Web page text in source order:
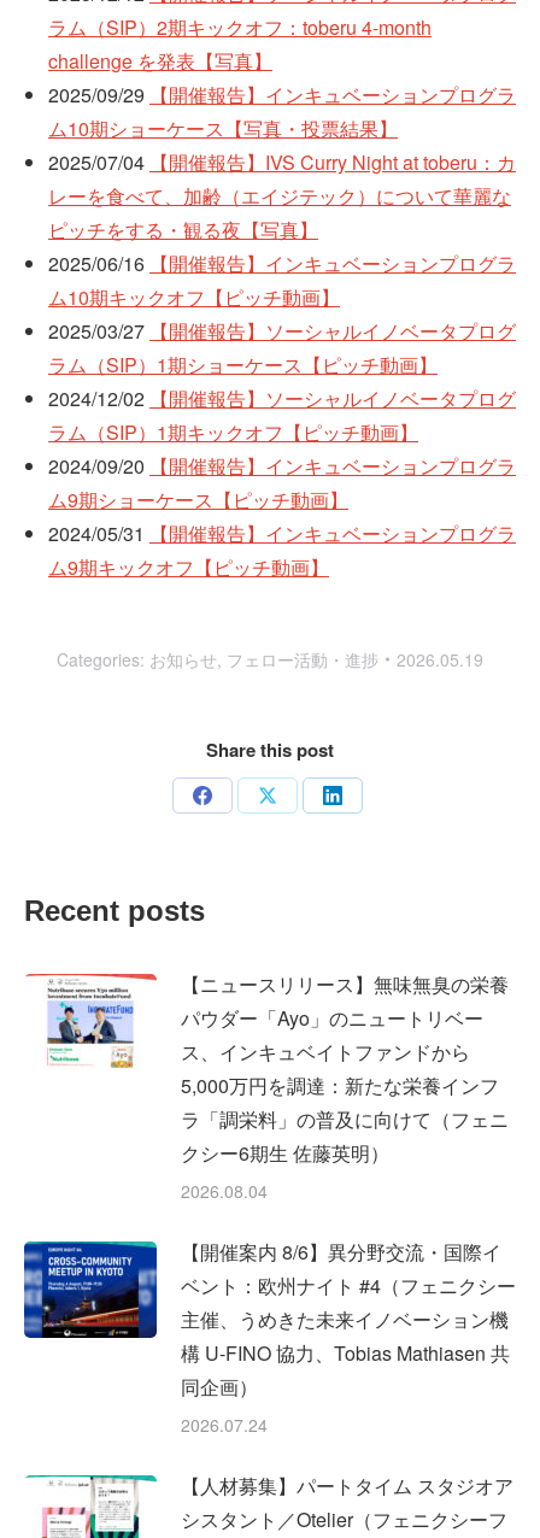
ラム（SIP）2期キックオフ：toberu 4-month
challenge を発表【写真】
2025/09/29
【開催報告】インキュベーションプログラ
ム10期ショーケース【写真・投票結果】
2025/07/04
【開催報告】IVS Curry Night at toberu：カ
レーを食べて、加齢（エイジテック）について華麗な
ピッチをする・観る夜【写真】
2025/06/16
【開催報告】インキュベーションプログラ
ム10期キックオフ【ピッチ動画】
2025/03/27
【開催報告】ソーシャルイノベータプログ
ラム（SIP）1期ショーケース【ピッチ動画】
2024/12/02
【開催報告】ソーシャルイノベータプログ
ラム（SIP）1期キックオフ【ピッチ動画】
2024/09/20
【開催報告】インキュベーションプログラ
ム9期ショーケース【ピッチ動画】
2024/05/31
【開催報告】インキュベーションプログラ
ム9期キックオフ【ピッチ動画】
Categories: お知らせ, フェロー活動・進捗 2026.05.19
Share this post
Share Share Share
Recent posts
【ニュースリリース】無味無臭の栄養
パウダー「Ayo」のニュートリベー
ス、インキュベイトファンドから
5,000万円を調達：新たな栄養インフ
ラ「調栄料」の普及に向けて（フェニ
クシー6期生 佐藤英明）
2026.08.04
【開催案内 8/6】異分野交流・国際イ
ベント：欧州ナイト #4（フェニクシー
主催、うめきた未来イノベーション機
構 U-FINO 協力、Tobias Mathiasen 共
同企画）
2026.07.24
【人材募集】パートタイム スタジオア
シスタント／Otelier（フェニクシーフ